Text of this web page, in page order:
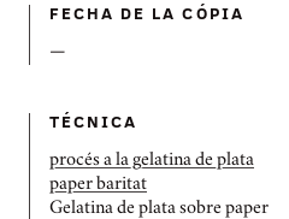
FECHA DE LA CÓPIA
—
TÉCNICA
procés a la gelatina de plata
paper baritat
Gelatina de plata sobre paper